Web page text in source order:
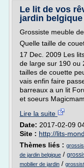
Le lit de vos
jardin belgique
Grossiste meuble
Quelle taille de
17 Dec. 2009 Les
de large sur 190 ou
tailles de couette
vais enfin faire
barreaux a un lit
et soeurs
Lire la suite
Date: 2017-02-09
Site : http://lits-
Thèmes liés :
de jardin belgique /
mobilier de jardin /